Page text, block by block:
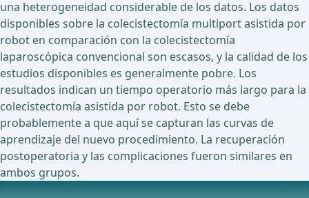
una heterogeneidad considerable de los datos. Los datos
disponibles sobre la colecistectomía multiport asistida por
robot en comparación con la colecistectomía
laparoscópica convencional son escasos, y la calidad de los
estudios disponibles es generalmente pobre. Los
resultados indican un tiempo operatorio más largo para la
colecistectomía asistida por robot. Esto se debe
probablemente a que aquí se capturan las curvas de
aprendizaje del nuevo procedimiento. La recuperación
postoperatoria y las complicaciones fueron similares en
ambos grupos.
Estudios en curso sobre este tema